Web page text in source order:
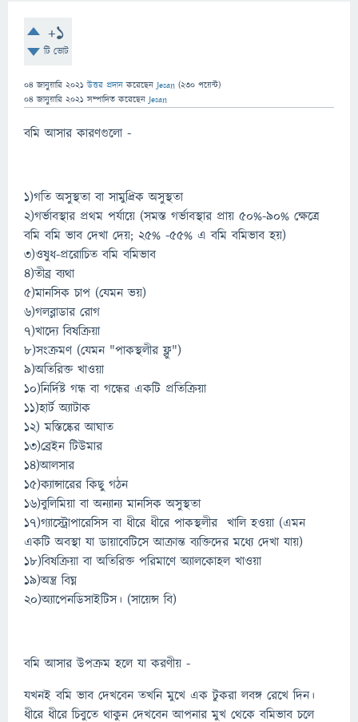
+1
টি ভোট
04 জানুয়ারি 2021 উত্তর প্রদান করেছেনJesan (230 পয়েন্ট)
04 জানুয়ারি 2021 সম্পাদিত করেছেনJesan
বমি আসার কারণগুলো -
১)গতি অসুস্থতা বা সামুদ্রিক অসুস্থতা
২)গর্ভাবস্থার প্রথম পর্যায়ে (সমস্ত গর্ভাবস্থার প্রায় ৫০%-৯০% ক্ষেত্রে
বমি বমি ভাব দেখা দেয়; ২৫% -৫৫% এ বমি বমিভাব হয়)
৩)ওষুধ-প্ররোচিত বমি বমিভাব
৪)তীব্র ব্যথা
৫)মানসিক চাপ (যেমন ভয়)
৬)গলব্লাডার রোগ
৭)খাদ্যে বিষক্রিয়া
৮)সংক্রমণ (যেমন "পাকস্থলীর ফ্লু")
৯)অতিরিক্ত খাওয়া
১০)নির্দিষ্ট গন্ধ বা গন্ধের একটি প্রতিক্রিয়া
১১)হার্ট অ্যাটাক
১২) মস্তিষ্কের আঘাত
১৩)ব্রেইন টিউমার
১৪)আলসার
১৫)ক্যান্সারের কিছু গঠন
১৬)বুলিমিয়া বা অন্যান্য মানসিক অসুস্থতা
১৭)গ্যাস্ট্রোপারেসিস বা ধীরে ধীরে পাকস্থলীর খালি হওয়া (এমন
একটি অবস্থা যা ডায়াবেটিসে আক্রান্ত ব্যক্তিদের মধ্যে দেখা যায়)
১৮)বিষক্রিয়া বা অতিরিক্ত পরিমাণে অ্যালকোহল খাওয়া
১৯)অন্ত্র বিঘ্ন
২০)অ্যাপেনডিসাইটিস। (সায়েন্স বি)
বমি আসার উপক্রম হলে যা করণীয় -
যখনই বমি ভাব দেখবেন তখনি মুখে এক টুকরা লবঙ্গ রেখে দিন।
ধীরে ধীরে চিবুতে থাকুন দেখবেন আপনার মুখ থেকে বমিভাব চলে